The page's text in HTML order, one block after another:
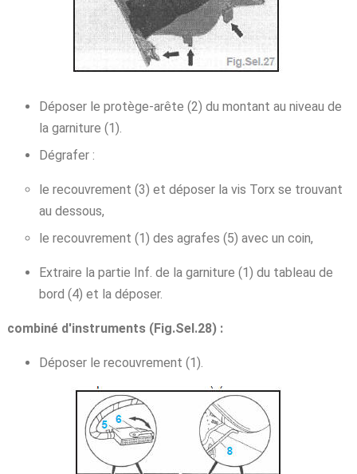
Déposer le protège-arête (2) du montant au niveau de
la garniture (1).
Dégrafer :
le recouvrement (3) et déposer la vis Torx se trouvant
au dessous,
le recouvrement (1) des agrafes (5) avec un coin,
Extraire la partie Inf. de la garniture (1) du tableau de
bord (4) et la déposer.
combiné d'instruments (Fig.Sel.28) :
Déposer le recouvrement (1).